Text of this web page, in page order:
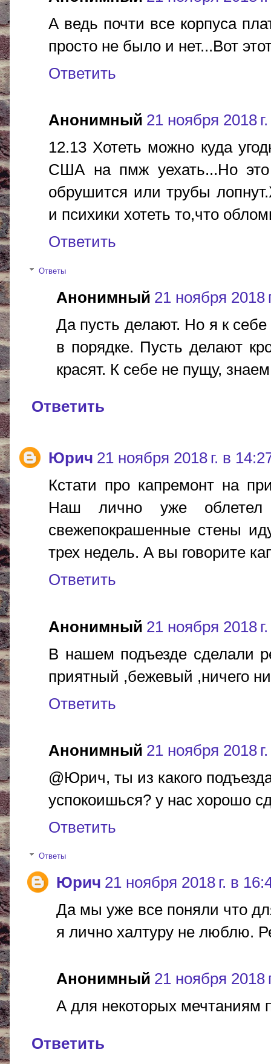
А ведь почти все корпуса
просто не было и нет...Вот
Ответить
Анонимный 21 ноября 2018
12.13 Хотеть можно куда
США на пмж уехать...Но это
обрушится или трубы
и психики хотеть то,что
Ответить
Ответы
Анонимный 21 ноября 2018
Да пусть делают. Но я к
в порядке. Пусть делают
красят. К себе не пущу,
Ответить
Юрич 21 ноября 2018 г. в
Кстати про капремонт на
Наш лично уже облетел
свежепокрашенные стены
трех недель. А вы говорите
Ответить
Анонимный 21 ноября 2018
В нашем подъезде сделали
приятный ,бежевый ,ничего
Ответить
Анонимный 21 ноября 2018
@Юрич, ты из какого
успокоишься? у нас хорошо
Ответить
Ответы
Юрич 21 ноября 2018 г. в
Да мы уже все поняли что
я лично халтуру не люблю.
Анонимный 21 ноября 2018
А для некоторых мечтаниям
Ответить